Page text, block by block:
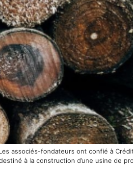
associés-fondateurs ont confié à
à la construction d’une usine de